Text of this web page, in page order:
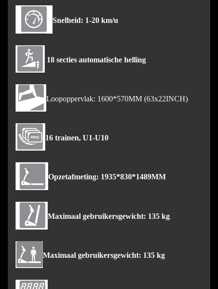
Snelheid: 1-20 km/u
18 secties automatische helling
Loopoppervlak: 1600*570MM (63x22INCH)
16 trainen, U1-U10
Opzetafmeting: 1935*830*1489MM
Maximaal gebruikersgewicht: 135 kg
Maximaal gebruikersgewicht: 135 kg